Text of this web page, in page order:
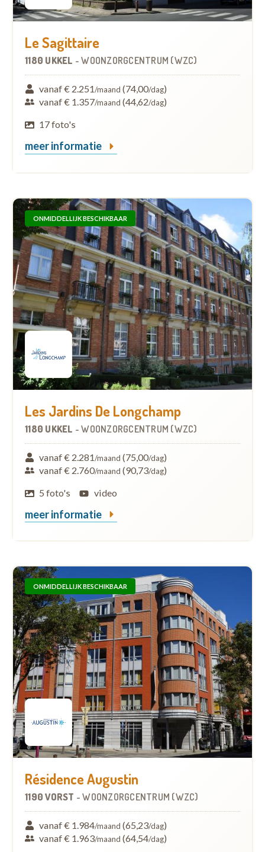
Le Sagittaire
1180 UKKEL -WOONZORGCENTRUM (WZC)
vanaf € 2.251/maand (74,00/dag)
vanaf € 1.357/maand (44,62/dag)
17 foto's
meer informatie
ONMIDDELLIJK BESCHIKBAAR
Les Jardins De Longchamp
1180 UKKEL -WOONZORGCENTRUM (WZC)
vanaf € 2.281/maand (75,00/dag)
vanaf € 2.760/maand (90,73/dag)
5 foto's
video
meer informatie
ONMIDDELLIJK BESCHIKBAAR
Résidence Augustin
1190 VORST -WOONZORGCENTRUM (WZC)
vanaf € 1.984/maand (65,23/dag)
vanaf € 1.963/maand (64,54/dag)